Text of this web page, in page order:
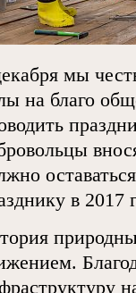
мы
на благо
в 2017